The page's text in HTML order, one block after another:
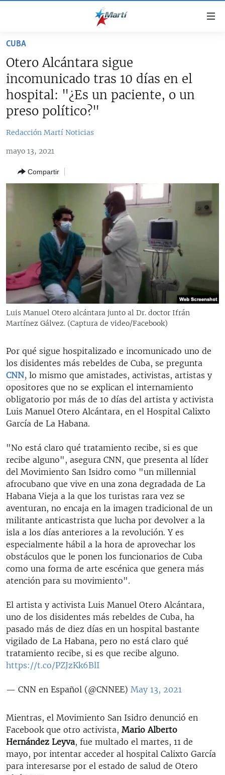
accesibilidad
contenido
principal
principal
la
CUBA
DERECHOS HUMANOS
SOBRE CUBA
ESTADOS UNIDOS
ESTADOS UNIDOS
AMÉRICA LATINA
AUDIOVISUALES MARTÍ
RADIO MARTÍ
ESPECIALES
LA REALIDAD DE LA VIVIENDA EN CUBA
KENTU-CUBANO
DESINFORMACIÓN RUSA EN AMÉRICA LATINA
LA INVASIÓN DE RUSIA A UCRANIA
MULTIMEDIA
EDITORIALES
SÍGUENOS
CUBA
Otero Alcántara sigue
incomunicado tras 10 días en el
hospital: "¿Es un paciente, o un
preso político?"
Redacción Martí Noticias
mayo 13, 2021
Compartir
Luis Manuel Otero alcántara junto al Dr. doctor Ifrán
Martínez Gálvez. (Captura de video/Facebook)
Por qué sigue hospitalizado e incomunicado uno de
los disidentes más rebeldes de Cuba, se pregunta
CNN, lo mismo que amistades, activistas, artistas y
opositores que no se explican el internamiento
obligatorio por más de 10 días del artista y activista
Luis Manuel Otero Alcántara, en el Hospital Calixto
García de La Habana.
"No está claro qué tratamiento recibe, si es que
recibe alguno", asegura CNN, que presenta al líder
del Movimiento San Isidro como "un millennial
afrocubano que vive en una zona degradada de La
Habana Vieja a la que los turistas rara vez se
aventuran, no encaja en la imagen tradicional de un
militante anticastrista que lucha por devolver a la
isla a los días anteriores a la revolución. Y es
especialmente hábil a la hora de aprovechar los
obstáculos que le ponen los funcionarios de Cuba
como una forma de arte escénica que genera más
atención para su movimiento".
El artista y activista Luis Manuel Otero Alcántara,
uno de los disidentes más rebeldes de Cuba, ha
pasado más de diez días en un hospital bastante
vigilado de La Habana, pero no está claro qué
tratamiento recibe, si es que recibe alguno.
https://t.co/PZJzKk6BlI
— CNN en Español (@CNNEE) May 13, 2021
Mientras, el Movimiento San Isidro denunció en
Facebook que otro activista, Mario Alberto
Hernández Leyva, fue multado el martes, 11 de
mayo, por intentar acceder al hospital Calixto García
para interesarse por el estado de salud de Otero